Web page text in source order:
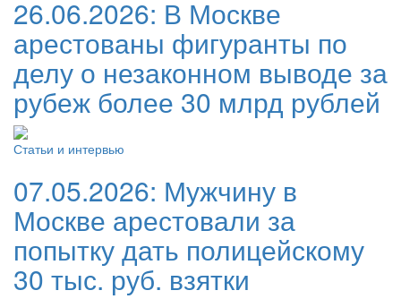
26.06.2026: В Москве
арестованы фигуранты по
делу о незаконном выводе за
рубеж более 30 млрд рублей
Статьи и интервью
07.05.2026: Мужчину в
Москве арестовали за
попытку дать полицейскому
30 тыс. руб. взятки